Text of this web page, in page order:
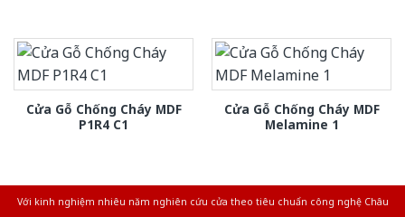
Cửa Gỗ Chống Cháy MDF
P1R4 C1
Cửa Gỗ Chống Cháy MDF
Melamine 1
Với kinh nghiệm nhiêu năm nghiên cứu cửa theo tiêu chuẩn công nghệ Châu